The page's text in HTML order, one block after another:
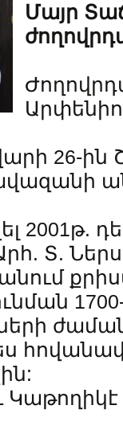
Մայր
26-
2001թ.
Տ.